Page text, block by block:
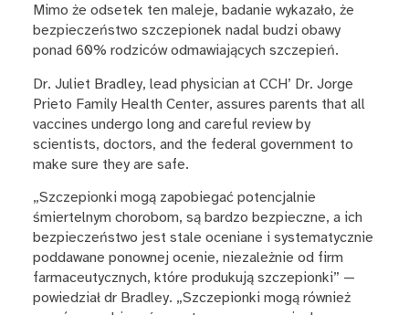
Mimo że odsetek ten maleje, badanie wykazało, że
bezpieczeństwo szczepionek nadal budzi obawy
ponad 60% rodziców odmawiających szczepień.
Dr. Juliet Bradley, lead physician at CCH’ Dr. Jorge
Prieto Family Health Center, assures parents that all
vaccines undergo long and careful review by
scientists, doctors, and the federal government to
make sure they are safe.
„Szczepionki mogą zapobiegać potencjalnie
śmiertelnym chorobom, są bardzo bezpieczne, a ich
bezpieczeństwo jest stale oceniane i systematycznie
poddawane ponownej ocenie, niezależnie od firm
farmaceutycznych, które produkują szczepionki” —
powiedział dr Bradley. „Szczepionki mogą również